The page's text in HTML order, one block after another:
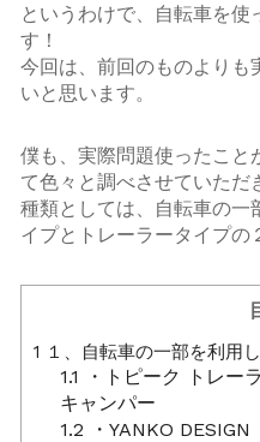
というわけで、自転車を
す！
今回は、前回のものよりも
いと思います。
僕も、実際問題使ったこと
て色々と調べさせていただ
種類としては、自転車の一
イプとトレーラータイプの
1 １、自転車の一部を利用
1.1
・トピーク トレー
キャンパー
1.2 ・YANKO DESIGN